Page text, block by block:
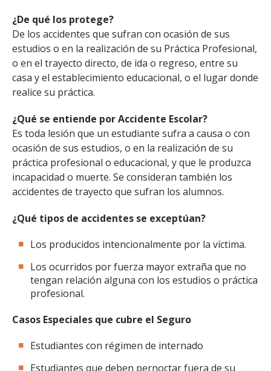
¿De qué los protege?
De los accidentes que sufran con ocasión de sus
estudios o en la realización de su Práctica Profesional,
o en el trayecto directo, de ida o regreso, entre su
casa y el establecimiento educacional, o el lugar donde
realice su práctica.
¿Qué se entiende por Accidente Escolar?
Es toda lesión que un estudiante sufra a causa o con
ocasión de sus estudios, o en la realización de su
práctica profesional o educacional, y que le produzca
incapacidad o muerte. Se consideran también los
accidentes de trayecto que sufran los alumnos.
¿Qué tipos de accidentes se exceptúan?
Los producidos intencionalmente por la víctima.
Los ocurridos por fuerza mayor extraña que no
tengan relación alguna con los estudios o práctica
profesional.
Casos Especiales que cubre el Seguro
Estudiantes con régimen de internado
Estudiantes que deben pernoctar fuera de su